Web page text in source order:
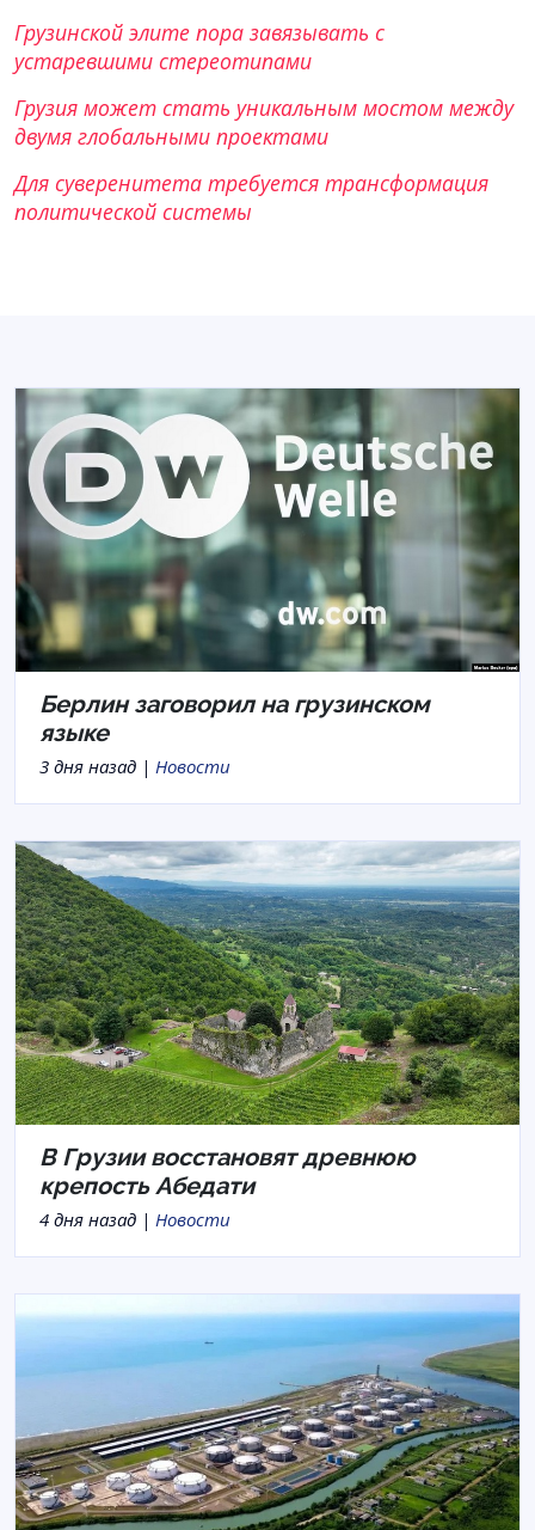
Грузинской элите пора завязывать с
устаревшими стереотипами
Грузия может стать уникальным мостом между
двумя глобальными проектами
Для суверенитета требуется трансформация
политической системы
Берлин заговорил на грузинском
языке
3 дня назад | Новости
В Грузии восстановят древнюю
крепость Абедати
4 дня назад | Новости